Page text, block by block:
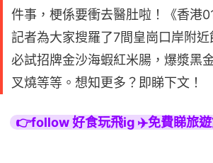
件事，梗係要衝去醫肚啦！《香港
記者為大家搜羅了7間皇崗口岸附
必試招牌金沙海蝦紅米腸，爆漿黑
叉燒等等。想知更多？即睇下文！
👉follow 好食玩飛ig ✈️免費睇旅遊